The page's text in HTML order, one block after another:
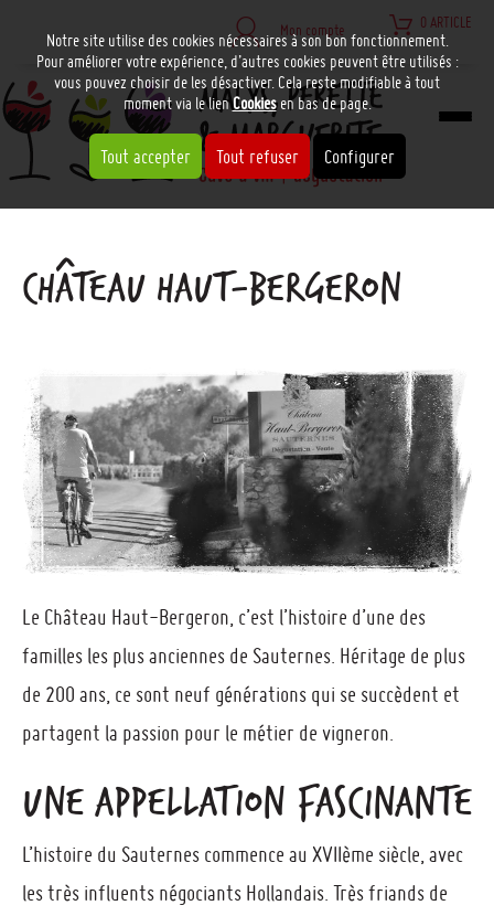
Notre site utilise des cookies nécessaires à son bon fonctionnement.
Pour améliorer votre expérience, d’autres cookies peuvent être utilisés :
vous pouvez choisir de les désactiver. Cela reste modifiable à tout
moment via le lienCookiesen bas de page.
Tout accepter Tout refuser Configurer
0 ARTICLE
Mon compte
CHÂTEAU HAUT-BERGERON
Le Château Haut-Bergeron, c’est l’histoire d’une des
familles les plus anciennes de Sauternes. Héritage de plus
de 200 ans, ce sont neuf générations qui se succèdent et
partagent la passion pour le métier de vigneron.
UNE APPELLATION FASCINANTE
L’histoire du Sauternes commence au XVIIème siècle, avec
les très influents négociants Hollandais. Très friands de